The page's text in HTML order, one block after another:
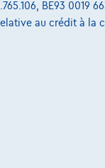
BE93 0019
au crédit à la